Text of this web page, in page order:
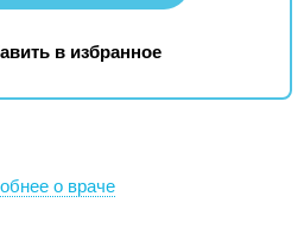
в избранное
о враче